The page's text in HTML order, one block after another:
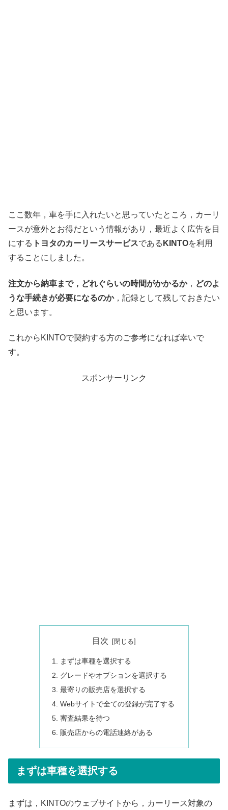
ここ数年，車を手に入れたいと思っていたところ，カーリ
ースが意外とお得だという情報があり，最近よく広告を目
にする トヨタのカーリースサービスである KINTOを利用
することにしました。
注文から納車まで，どれぐらいの時間がかかるか， どのよ
うな手続きが必要になるのか，記録として残しておきたい
と思います。
これからKINTOで契約する方のご参考になれば幸いで
す。
スポンサーリンク
目次
まずは車種を選択する
グレードやオプションを選択する
最寄りの販売店を選択する
Webサイトで全ての登録が完了する
審査結果を待つ
販売店からの電話連絡がある
まずは車種を選択する
まずは，KINTOのウェブサイトから，カーリース対象の